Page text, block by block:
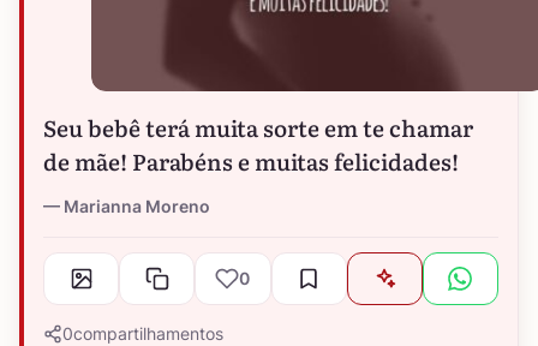
Seu bebê terá muita sorte em te chamar
de mãe! Parabéns e muitas felicidades!
Marianna Moreno
0
0compartilhamentos